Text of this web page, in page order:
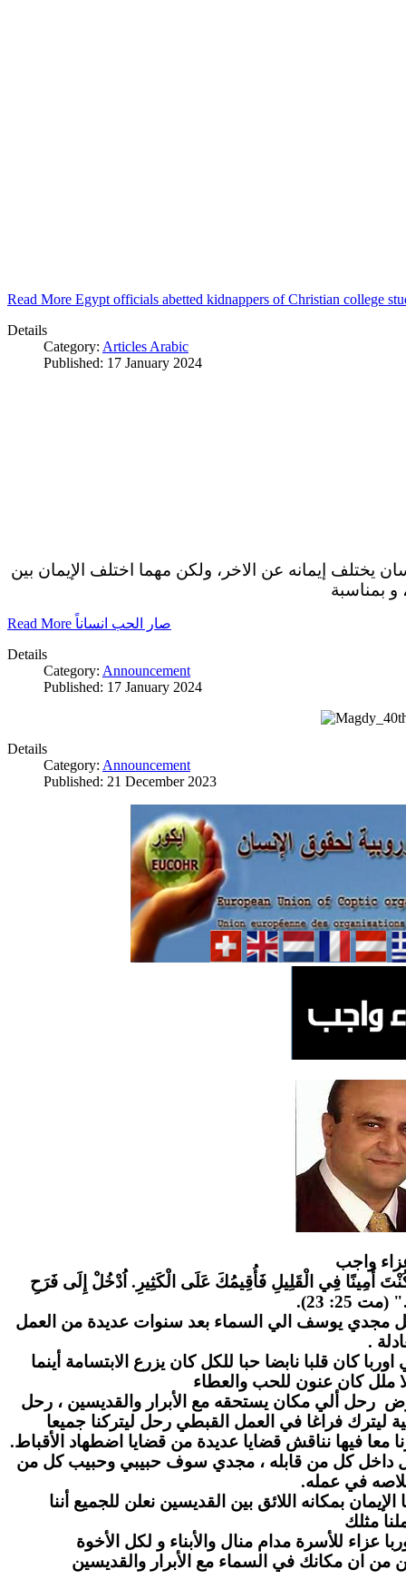
Read More Egypt officials abetted kidnappers of Christian college
Details
Category: Articles Arabic
Published: 17 January 2024
يختلف إيمانه عن الاخر، ولكن مهما اختلف الإيمان بين
و بمناسبة
Read More صار الحب انساناً
Details
Category: Announcement
Published: 17 January 2024
Details
Category: Announcement
Published: 21 December 2023
واجب
أَمِينًا فِي الْقَلِيلِ فَأُقِيمُكَ عَلَى الْكَثِيرِ. اُدْخُلْ إِلَى فَرَحِ
25: 23).
مجدي يوسف الي السماء بعد سنوات عديدة من العمل
.
كان قلبا نابضا حبا للكل كان يزرع الابتسامة أينما
ملل كان عنون للحب والعطاء
رحل ألي مكان يستحقه مع الأبرار والقديسين ، رحل
ليترك فراغا في العمل القبطي رحل ليتركنا جميعا
فيها نناقش قضايا عديدة من قضايا اضطهاد الأقباط.
داخل كل من قابله ، مجدي سوف حبيبي وحبيب كل من
في عمله.
بمكانه اللائق بين القديسين نعلن للجميع أننا
مثلك
عزاء للأسرة مدام منال والأبناء و لكل الأخوة
من ان مكانك في السماء مع الأبرار والقديسين